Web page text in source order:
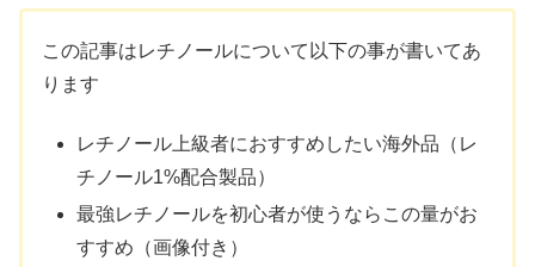
この記事はレチノールについて以下の事が書いてあ
ります
レチノール上級者におすすめしたい海外品（レ
チノール1%配合製品）
最強レチノールを初心者が使うならこの量がお
すすめ（画像付き）